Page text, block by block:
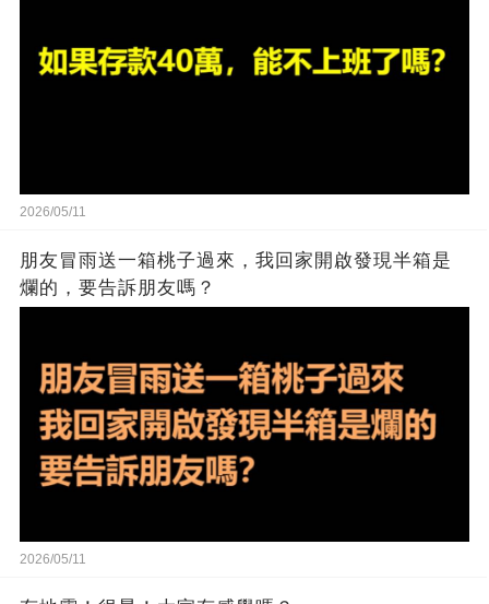
2026/05/11
朋友冒雨送一箱桃子過來，我回家開啟發現半箱是
爛的，要告訴朋友嗎？
2026/05/11